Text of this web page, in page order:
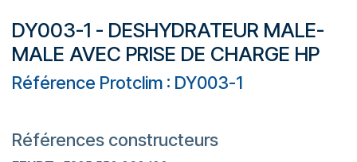
DY003-1 - DESHYDRATEUR MALE-
MALE AVEC PRISE DE CHARGE HP
Référence Protclim : DY003-1
Références constructeurs